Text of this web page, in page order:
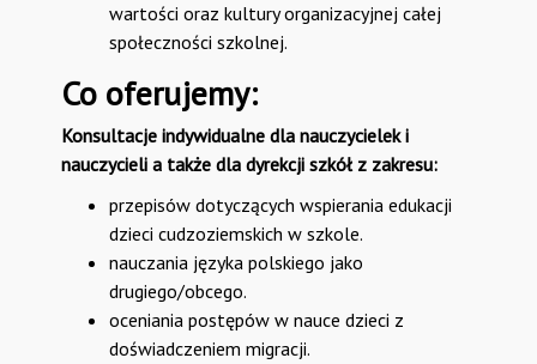
wartości oraz kultury organizacyjnej całej
społeczności szkolnej.
Co oferujemy:
Konsultacje indywidualne dla nauczycielek i
nauczycieli a także dla dyrekcji szkół z zakresu:
przepisów dotyczących wspierania edukacji
dzieci cudzoziemskich w szkole.
nauczania języka polskiego jako
drugiego/obcego.
oceniania postępów w nauce dzieci z
doświadczeniem migracji.